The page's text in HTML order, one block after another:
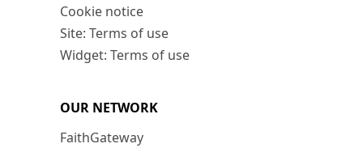
Cookie notice
Site: Terms of use
Widget: Terms of use
OUR NETWORK
FaithGateway